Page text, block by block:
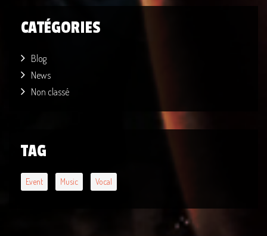
CATÉGORIES
Blog
News
Non classé
TAG
Event Music Vocal